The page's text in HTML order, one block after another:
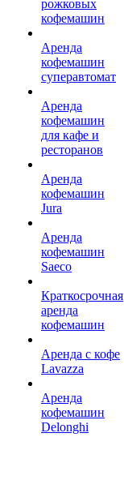
рожковых
кофемашин
Аренда
кофемашин
суперавтомат
Аренда
кофемашин
для кафе и
ресторанов
Аренда
кофемашин
Jura
Аренда
кофемашин
Saeco
Краткосрочная
аренда
кофемашин
Аренда с кофе
Lavazza
Аренда
кофемашин
Delonghi